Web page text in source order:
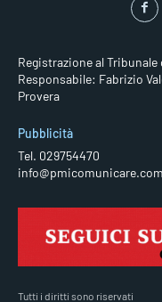
Registrazione al
Responsabile: Fabrizio
Provera
Pubblicità
Tel. 029754470
info@pmicomunicare.com
Tutti i diritti sono riservati